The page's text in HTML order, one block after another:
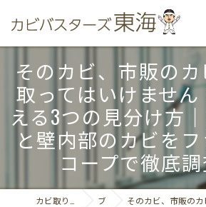
そのカビ、市販の
取ってはいけませ
える3つの見分け方
と壁内部のカビを
コープで徹底
ブログ そのカビ、市販のカビ取り剤で取ってはいけません！プロが教え